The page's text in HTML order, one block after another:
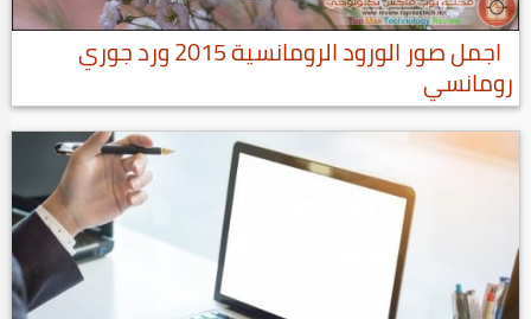
اجمل صور الورود الرومانسية 2015 ورد جوري
رومانسي